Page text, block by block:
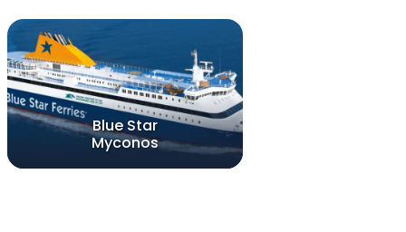
Blue Star
Myconos